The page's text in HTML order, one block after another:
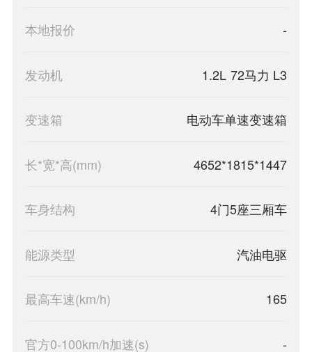
本地报价 -
发动机 1.2L 72马力 L3
变速箱 电动车单速变速箱
长*宽*高(mm) 4652*1815*1447
车身结构 4门5座三厢车
能源类型 汽油电驱
最高车速(km/h) 165
官方0-100km/h加速(s) -